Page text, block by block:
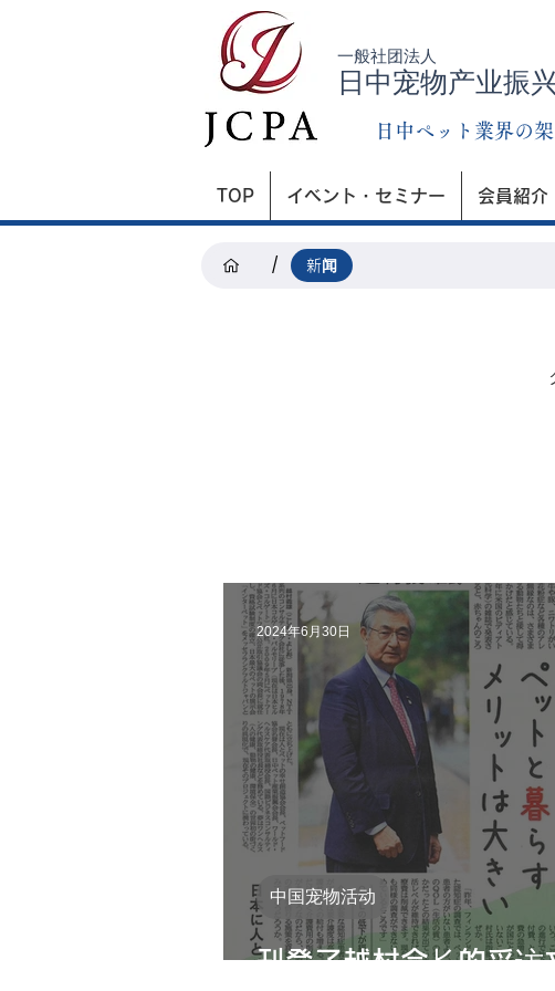
一般社团法人
日中宠物产业振
日中ペット業界の
TOP イベント・セミナー 会員紹介
/ 新闻
刊登了越村会长的采访
中国宠物活动
2024年6月30日